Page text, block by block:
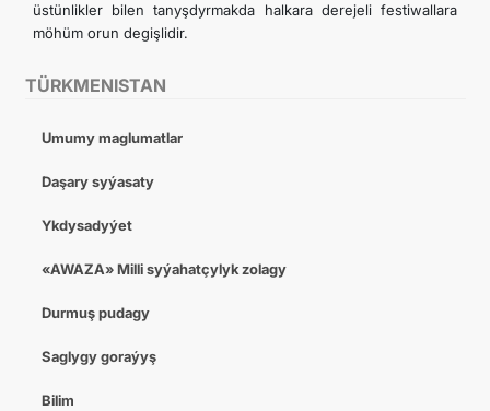
TÜRKMENISTAN
Umumy maglumatlar
Daşary syýasaty
Ykdysadyýet
«AWAZA» Milli syýahatçylyk zolagy
Durmuş pudagy
Saglygy goraýyş
Bilim
üstünlikler bilen tanyşdyrmakda halkara derejeli festiwallara
möhüm orun degişlidir.